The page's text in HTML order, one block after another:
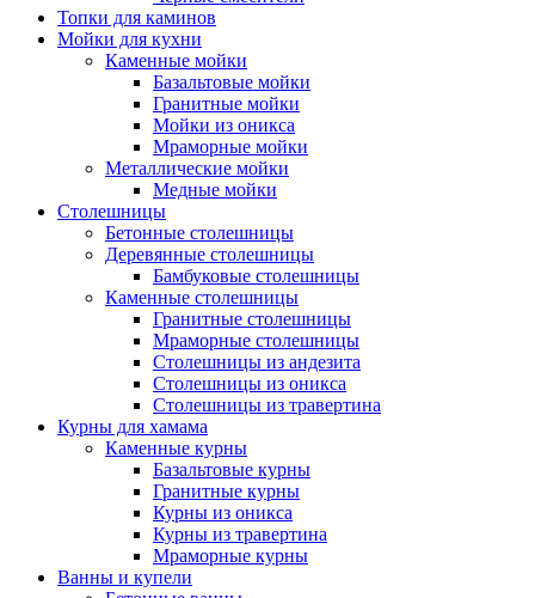
Топки для каминов
Мойки для кухни
Каменные мойки
Базальтовые мойки
Гранитные мойки
Мойки из оникса
Мраморные мойки
Металлические мойки
Медные мойки
Столешницы
Бетонные столешницы
Деревянные столешницы
Бамбуковые столешницы
Каменные столешницы
Гранитные столешницы
Мраморные столешницы
Столешницы из андезита
Столешницы из оникса
Столешницы из травертина
Курны для хамама
Каменные курны
Базальтовые курны
Гранитные курны
Курны из оникса
Курны из травертина
Мраморные курны
Ванны и купели